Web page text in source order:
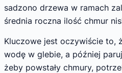
sadzono drzewa w ramach
średnia roczna ilość chmur
Kluczowe jest oczywiście to,
wodę w glebie, a później
żeby powstały chmury,